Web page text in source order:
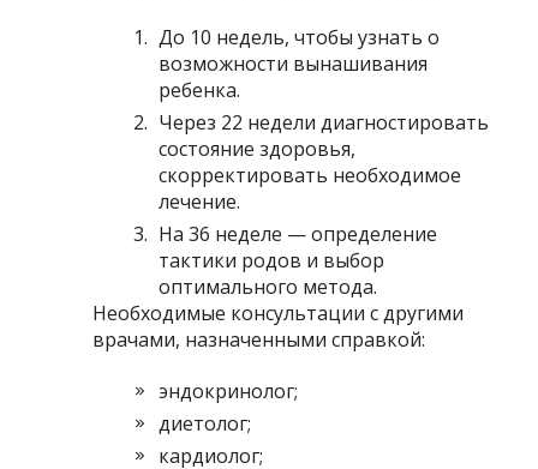
До 10 недель, чтобы узнать о
возможности вынашивания
ребенка.
Через 22 недели диагностировать
состояние здоровья,
скорректировать необходимое
лечение.
На 36 неделе — определение
тактики родов и выбор
оптимального метода.
Необходимые консультации с другими
врачами, назначенными справкой:
эндокринолог;
диетолог;
кардиолог;